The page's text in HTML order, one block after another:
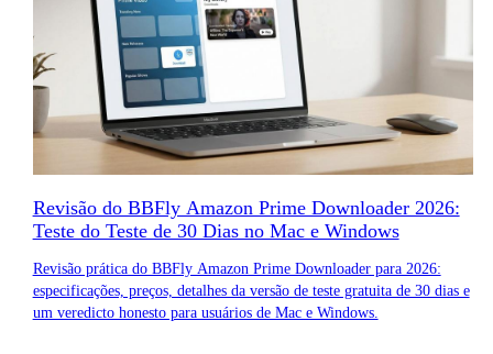
Revisão do BBFly Amazon Prime Downloader 2026:
Teste do Teste de 30 Dias no Mac e Windows
Revisão prática do BBFly Amazon Prime Downloader para 2026:
especificações, preços, detalhes da versão de teste gratuita de 30 dias e
um veredicto honesto para usuários de Mac e Windows.